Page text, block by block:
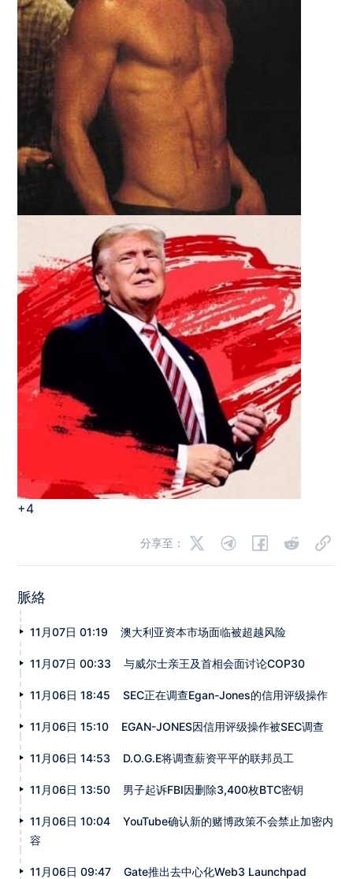
+4
分享至：
脈絡
11月07日 01:19 澳大利亚资本市场面临被超越风险
11月07日 00:33 与威尔士亲王及首相会面讨论COP30
11月06日 18:45 SEC正在调查Egan-Jones的信用评级操作
11月06日 15:10 EGAN-JONES因信用评级操作被SEC调查
11月06日 14:53 D.O.G.E将调查薪资平平的联邦员工
11月06日 13:50 男子起诉FBI因删除3,400枚BTC密钥
11月06日 10:04
YouTube确认新的赌博政策不会禁止加密内
容
11月06日 09:47 Gate推出去中心化Web3 Launchpad